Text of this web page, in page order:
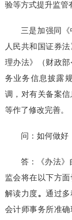
验等方式提升监管
三是加强同
人民共和国证券法
理办法》（财政部
务业务信息披露
调，对有关备案
等作了修改完善。
问：如何做好
答： 《办法》
监会将在以下方
解读力度。通过多
会计师事务所准